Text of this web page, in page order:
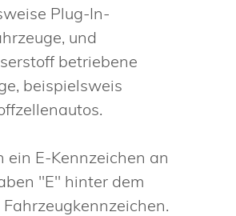
Plug-In-
und
betriebene
beispielsweis
ein E-Kennzeichen an
"E" hinter dem